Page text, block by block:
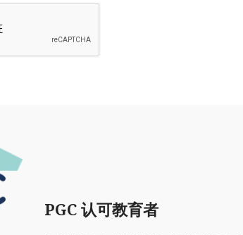
PGC 认可教育者